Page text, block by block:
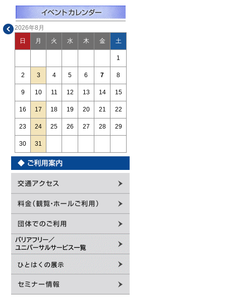
2026年8月
日 月 火 水 木 金 土
1
2 3 4 5 6 7 8
9 10 11 12 13 14 15
16 17 18 19 20 21 22
23 24 25 26 27 28 29
30 31